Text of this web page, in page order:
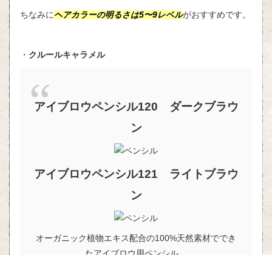
ちなみにヘアカラーの明るさは5〜9レベルがおすすめです。
・ クルールキャラメル
アイブロウペンシル120 ダークブラウ
ン
アイブロウペンシル121 ライトブラウ
ン
オーガニック植物エキス配合の100%天然素材ででき